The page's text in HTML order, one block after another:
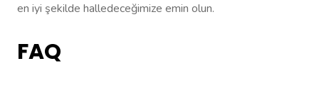
en iyi şekilde halledeceğimize emin olun.
FAQ